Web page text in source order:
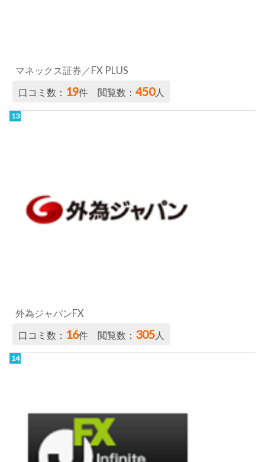
マネックス証券／FX PLUS
口コミ数： 19件 閲覧数：450人
外為ジャパンFX
口コミ数： 16件 閲覧数： 305 人